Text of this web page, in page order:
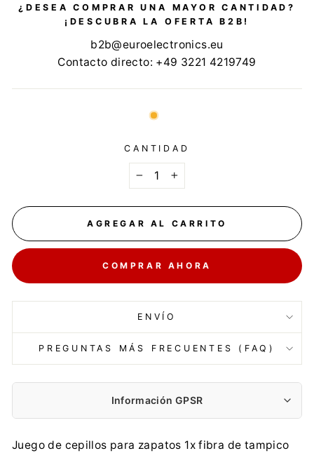
¿DESEA COMPRAR UNA MAYOR CANTIDAD?
¡DESCUBRA LA OFERTA B2B!
b2b@euroelectronics.eu
Contacto directo: +49 3221 4219749
CANTIDAD
+
AGREGAR AL CARRITO
COMPRAR AHORA
ENVÍO
PREGUNTAS MÁS FRECUENTES (FAQ)
Información GPSR
Marcin Staroń FIRMA STARMANN
Juego de cepillos para zapatos 1x fibra de tampico